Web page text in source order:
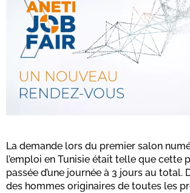
La demande lors du premier salon
l’emploi en Tunisie était telle que cette
passée d’une journée à 3 jours au total.
des hommes originaires de toutes les